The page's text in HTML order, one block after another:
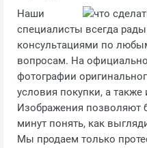
Наши
специалисты всегда
консультациями по
вопросам. На
фотографии
условия покупки, а также
Изображения позволяют
минут понять, как
Мы продаем только